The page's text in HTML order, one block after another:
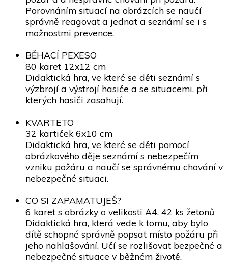
Porovnáním situací na obrázcích se naučí
správně reagovat a jednat a seznámí se i s
možnostmi prevence.
BĚHACÍ PEXESO
80 karet 12x12 cm
Didaktická hra, ve které se děti seznámí s
výzbrojí a výstrojí hasiče a se situacemi, při
kterých hasiči zasahují.
KVARTETO
32 kartiček 6x10 cm
Didaktická hra, ve které se děti pomocí
obrázkového děje seznámí s nebezpečím
vzniku požáru a naučí se správnému chování v
nebezpečné situaci.
CO SI ZAPAMATUJEŠ?
6 karet s obrázky o velikosti A4, 42 ks žetonů
Didaktická hra, která vede k tomu, aby bylo
dítě schopné správně popsat místo požáru při
jeho nahlašování. Učí se rozlišovat bezpečné a
nebezpečné situace v běžném životě.